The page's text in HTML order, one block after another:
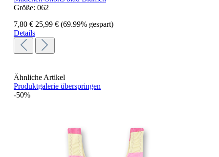
Größe: 062
7,80 € 25,99 € (69.99% gespart)
Details
Ähnliche Artikel
Produktgalerie überspringen
-50%